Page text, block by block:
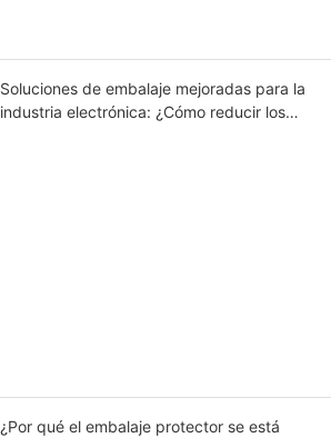
Soluciones de embalaje mejoradas para la
industria electrónica: ¿Cómo reducir los
¿Por qué el embalaje protector se está